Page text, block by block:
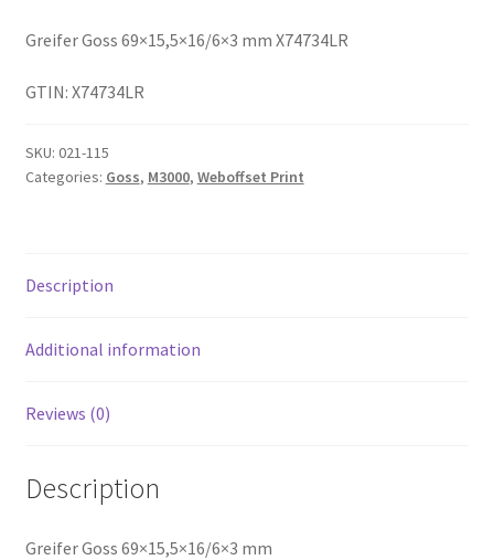
Greifer Goss 69×15,5×16/6×3 mm X74734LR
GTIN: X74734LR
SKU: 021-115
Categories: Goss, M3000, Weboffset Print
Description
Additional information
Reviews (0)
Description
Greifer Goss 69×15,5×16/6×3 mm